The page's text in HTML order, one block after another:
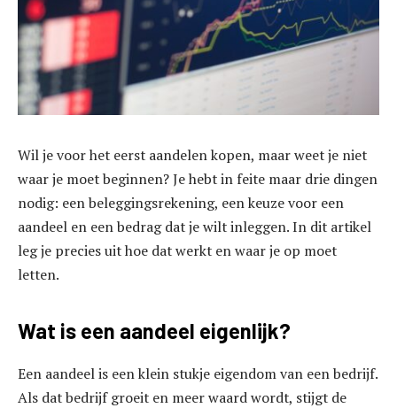
Wil je voor het eerst aandelen kopen, maar weet je niet
waar je moet beginnen? Je hebt in feite maar drie dingen
nodig: een beleggingsrekening, een keuze voor een
aandeel en een bedrag dat je wilt inleggen. In dit artikel
leg je precies uit hoe dat werkt en waar je op moet
letten.
Wat is een aandeel eigenlijk?
Een aandeel is een klein stukje eigendom van een bedrijf.
Als dat bedrijf groeit en meer waard wordt, stijgt de